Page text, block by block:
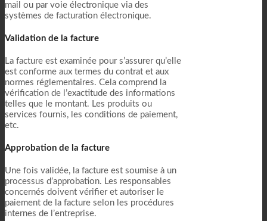
mail ou par voie électronique via des
systèmes de facturation électronique.
Validation de la facture
La facture est examinée pour s’assurer qu’elle
est conforme aux termes du contrat et aux
normes réglementaires. Cela comprend la
vérification de l’exactitude des informations
telles que le montant. Les produits ou
services fournis, les conditions de paiement,
etc.
Approbation de la facture
Une fois validée, la facture est soumise à un
processus d’approbation. Les responsables
concernés doivent vérifier et autoriser le
paiement de la facture selon les procédures
internes de l’entreprise.